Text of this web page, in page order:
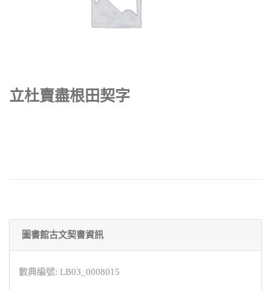
立杜賣盡根田契字
圖書館古文契書資訊
數典編號: LB03_0008015